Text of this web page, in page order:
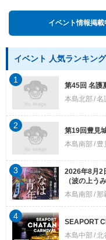
イベント情報掲
イベント 人気ランキング
第45回 名護
本島北部 名
1
第19回豊見
本島南部
豊
2
2026年8月2
（波の上う
本島南部
那
3
SEAPORT
本島中部 北
4